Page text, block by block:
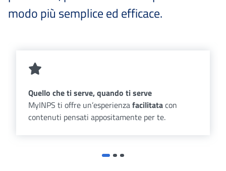
modo più semplice ed efficace.
Quello che ti serve, quando ti serve
MyINPS ti offre un’esperienzafacilitatacon
contenuti pensati appositamente per te.